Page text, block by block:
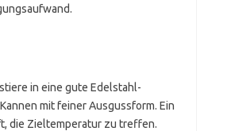
in eine gute Edelstahl-
mit feiner Ausgussform. Ein
die Zieltemperatur zu treffen.